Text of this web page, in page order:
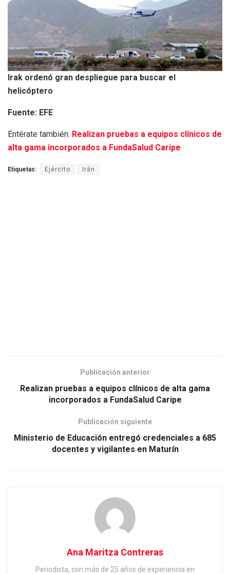
Irak ordenó gran despliegue para buscar el
helicóptero
Fuente: EFE
Entérate también: Realizan pruebas a equipos clínicos de
alta gama incorporados a FundaSalud Caripe
Etiquetas: Ejército Irán
Publicación anterior
Realizan pruebas a equipos clínicos de alta gama
incorporados a FundaSalud Caripe
Publicación siguiente
Ministerio de Educación entregó credenciales a 685
docentes y vigilantes en Maturín
Ana Maritza Contreras
Periodista, con más de 25 años de experiencia en